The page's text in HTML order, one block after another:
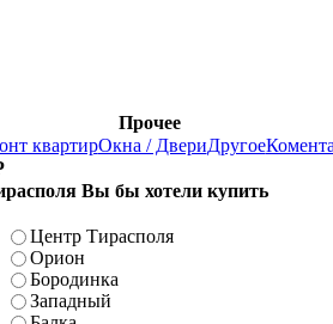
Прочее
квартирОкна / ДвериДругое
Вы бы хотели купить
Центр Тирасполя
Орион
Бородинка
Западный